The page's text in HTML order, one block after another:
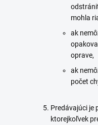
mohla
ak
oprave,
ak
počet
Predávajúci je
ktorejkoľvek